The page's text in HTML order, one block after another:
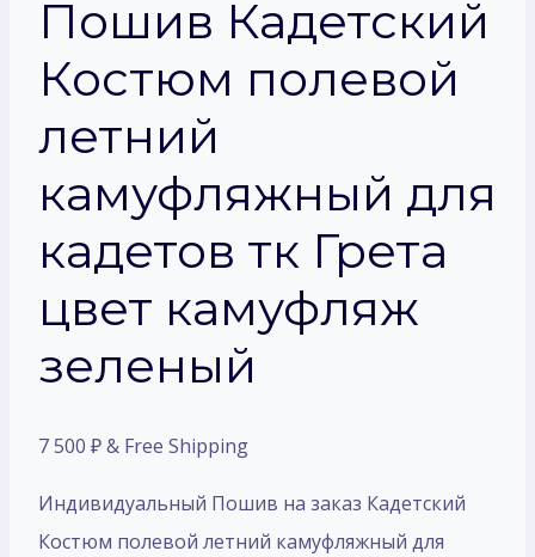
Пошив Кадетский
Костюм полевой
летний
камуфляжный для
кадетов тк Грета
цвет камуфляж
зеленый
7 500 ₽& Free Shipping
Индивидуальный Пошив на заказ Кадетский
Костюм полевой летний камуфляжный для